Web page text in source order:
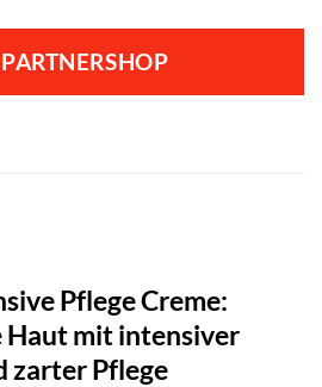
Pflege Creme:
Haut mit intensiver
zarter Pflege